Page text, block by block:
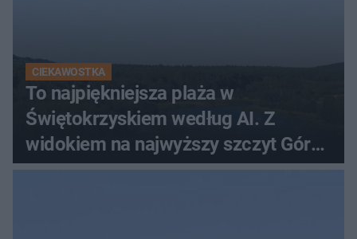
CIEKAWOSTKA
To najpiękniejsza plaża w
Świętokrzyskiem według AI. Z
widokiem na najwyższy szczyt Gór
Świętokrzyskich